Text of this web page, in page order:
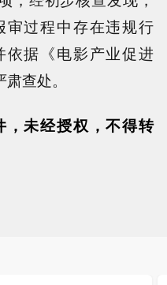
过程中存在违规行
据《电影产业促进
查处。
未经授权，不得转